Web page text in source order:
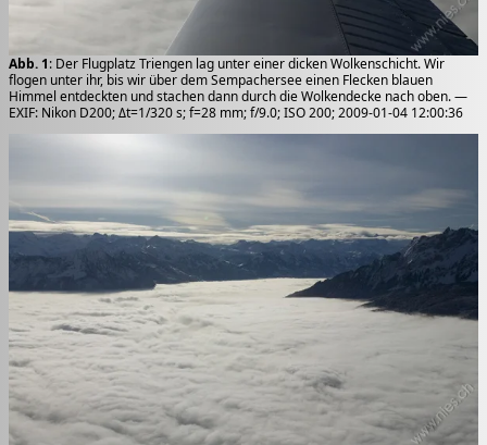
Abb. 1: Der Flugplatz Triengen lag unter einer dicken Wolkenschicht. Wir
flogen unter ihr, bis wir über dem Sempachersee einen Flecken blauen
Himmel entdeckten und stachen dann durch die Wolkendecke nach oben. —
EXIF: Nikon D200; Δt=1/320 s; f=28 mm; f/9.0; ISO 200; 2009-01-04 12:00:36